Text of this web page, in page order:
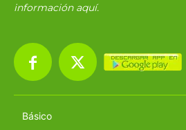
información aquí.
Básico